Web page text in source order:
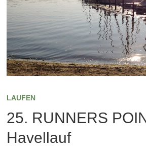
LAUFEN
25. RUNNERS
Havellauf